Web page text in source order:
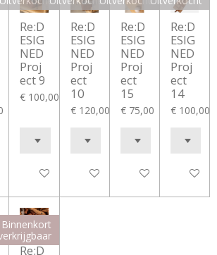
Re:D
ESIG
NED
Proj
ect 9
€ 100,00
Houd mij op de hoogte
Re:D
ESIG
NED
Proj
ect
10
€ 120,00
Houd mij op de hoogte
Re:D
ESIG
NED
Proj
ect
15
€ 75,00
Houd mij op de
Re:D
ESIG
NED
Proj
ect
14
€ 100,00
Houd
Binnenkort
Re:D